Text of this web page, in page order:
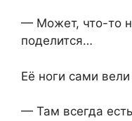
— Может, что-то
поделится…
Её ноги сами
— Там всегда